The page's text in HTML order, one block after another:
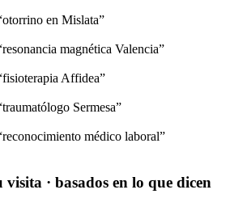
en Mislata”
magnética Valencia”
Affidea”
Sermesa”
médico laboral”
visita · basados en lo que dicen